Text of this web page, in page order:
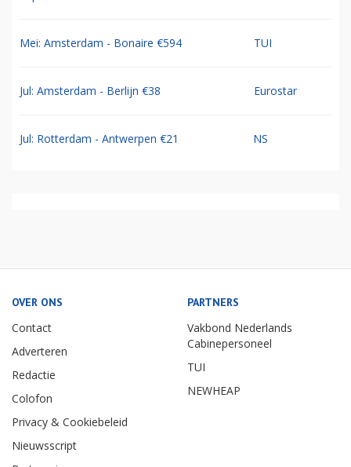
Mei: Amsterdam - Bonaire €594 TUI
Jul: Amsterdam - Berlijn €38 Eurostar
Jul: Rotterdam - Antwerpen €21 NS
OVER ONS
Contact
Adverteren
Redactie
Colofon
Privacy & Cookiebeleid
Nieuwsscript
PARTNERS
Vakbond Nederlands
Cabinepersoneel
TUI
NEWHEAP